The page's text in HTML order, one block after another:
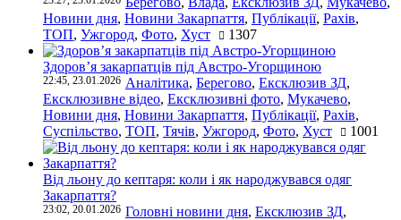
Новини дня, Новини Закарпаття, Публікації, Рахів,
ТОП, Ужгород, Фото, Хуст 1307
Здоров’я закарпатців під Австро-Угорщиною
22:45, 23.01.2026 Аналітика, Берегово, Ексклюзив ЗД,
Ексклюзивне відео, Ексклюзивні фото, Мукачево,
Новини дня, Новини Закарпаття, Публікації, Рахів,
Суспільство, ТОП, Тячів, Ужгород, Фото, Хуст 1001
Від льону до кептаря: коли і як народжувався одяг
Закарпаття?
23:02, 20.01.2026 Головні новини дня, Ексклюзив ЗД,